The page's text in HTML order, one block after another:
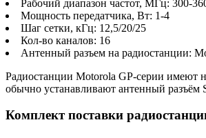
Рабочий диапазон частот, МГц: 300-
Мощность передатчика, Вт: 1-4
Шаг сетки, кГц: 12,5/20/25
Кол-во каналов: 16
Антенный разъем на радиостанции:
Радиостанции Motorola GP-серии имеют
обычно устанавливают антенный разъём
Комплект поставки